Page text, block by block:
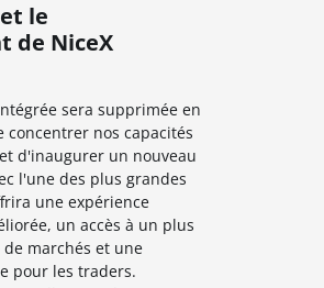
le
de NiceX
sera supprimée en
concentrer nos capacités
d'inaugurer un nouveau
l'une des plus grandes
une expérience
un accès à un plus
marchés et une
pour les traders.